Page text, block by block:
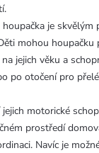
je skvělým
mohou houpačku
jejich věku a
po otočení pro
motorické
prostředí
Navíc je